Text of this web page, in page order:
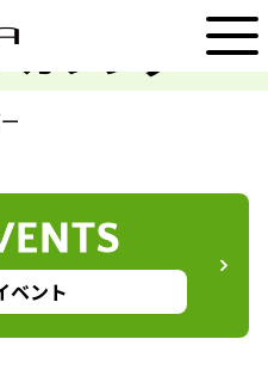
カレンダー
ベント